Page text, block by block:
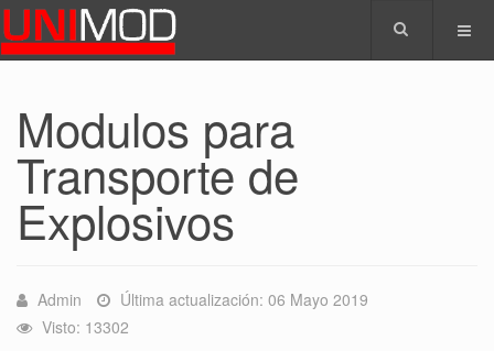
Modulos para
Transporte de
Explosivos
Admin
Última actualización: 06 Mayo 2019
Visto: 13302